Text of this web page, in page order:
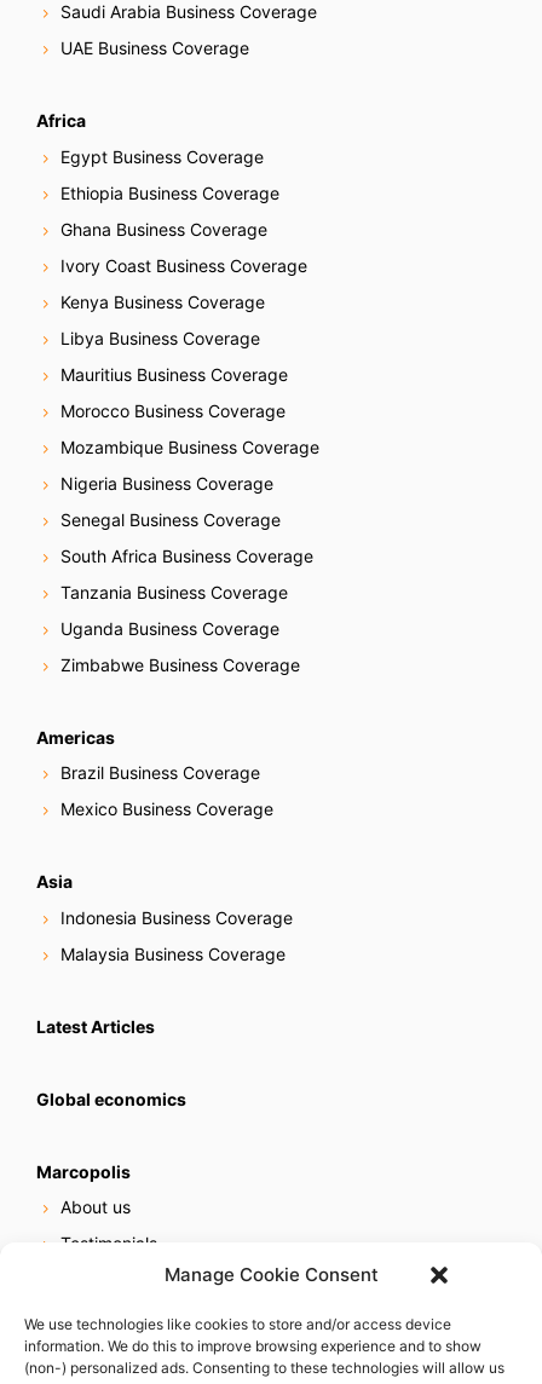
Manage Cookie Consent
We use technologies like cookies to store and/or access device
information. We do this to improve browsing experience and to show
(non-) personalized ads. Consenting to these technologies will allow us
Saudi Arabia Business Coverage
UAE Business Coverage
Africa
Egypt Business Coverage
Ethiopia Business Coverage
Ghana Business Coverage
Ivory Coast Business Coverage
Kenya Business Coverage
Libya Business Coverage
Mauritius Business Coverage
Morocco Business Coverage
Mozambique Business Coverage
Nigeria Business Coverage
Senegal Business Coverage
South Africa Business Coverage
Tanzania Business Coverage
Uganda Business Coverage
Zimbabwe Business Coverage
Americas
Brazil Business Coverage
Mexico Business Coverage
Asia
Indonesia Business Coverage
Malaysia Business Coverage
Latest Articles
Global economics
Marcopolis
About us
Testimonials
Online reputation service
Careers